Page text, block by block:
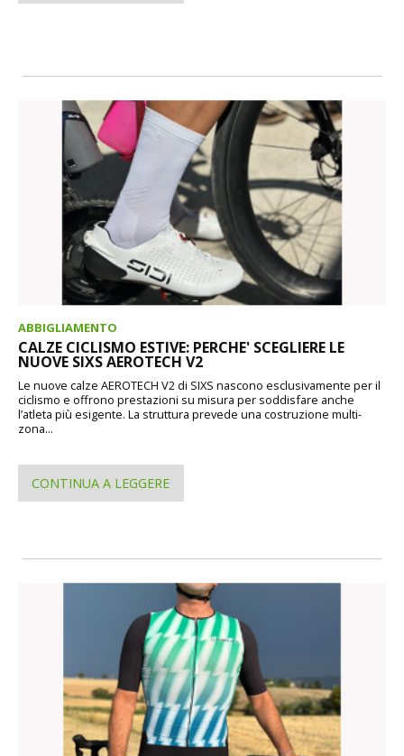
ABBIGLIAMENTO
CALZE CICLISMO ESTIVE: PERCHE' SCEGLIERE LE
NUOVE SIXS AEROTECH V2
Le nuove calze AEROTECH V2 di SIXS nascono esclusivamente per il
ciclismo e offrono prestazioni su misura per soddisfare anche
l’atleta più esigente. La struttura prevede una costruzione multi-
zona...
CONTINUA A LEGGERE